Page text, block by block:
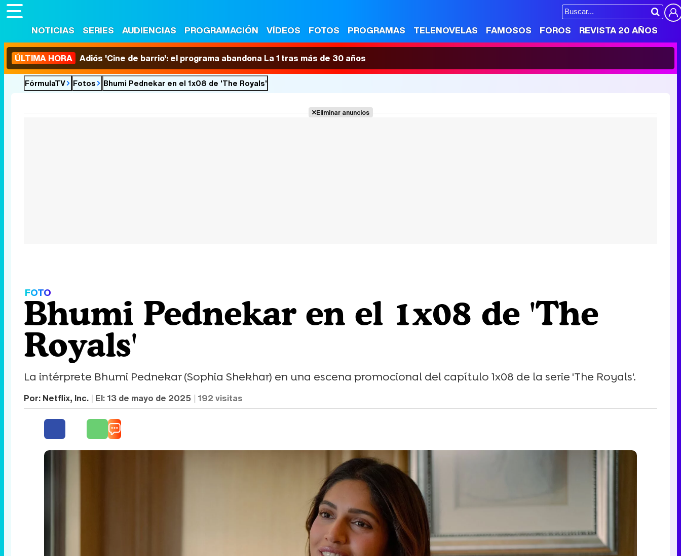
NOTICIAS SERIES AUDIENCIAS PROGRAMACIÓN VÍDEOS FOTOS PROGRAMAS TELENOVELAS FAMOSOS FOROS REVISTA 20 AÑOS
ÚLTIMA HORA Adiós 'Cine de barrio': el programa abandona La 1 tras más de 30 años
FórmulaTV Fotos Bhumi Pednekar en el 1x08 de 'The Royals'
Eliminar anuncios
FOTO
Bhumi Pednekar en el 1x08 de 'The
Royals'
La intérprete Bhumi Pednekar (Sophia Shekhar) en una escena promocional del capítulo 1x08 de la serie 'The Royals'.
Por: Netflix, Inc. El: 13 de mayo de 2025 192 visitas